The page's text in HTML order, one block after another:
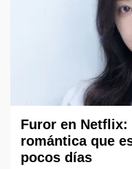
Furor en Netflix:
romántica que
pocos días